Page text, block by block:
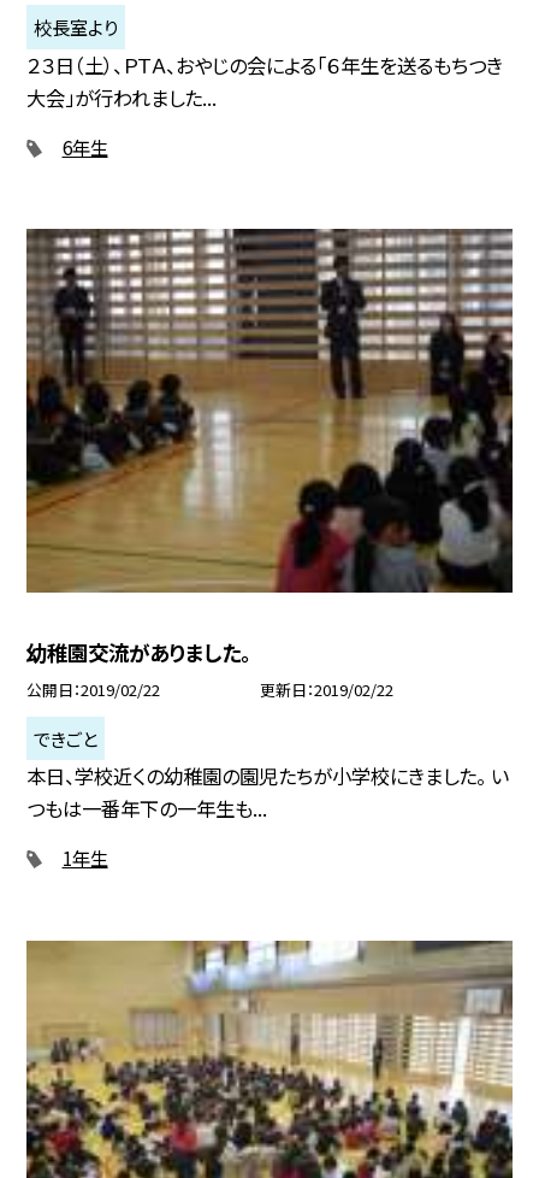
校長室より
２３日（土）、ＰＴＡ、おやじの会による「６年生を送るもちつき
大会」が行われました...
6年生
幼稚園交流がありました。
公開日 2019/02/22 更新日 2019/02/22
できごと
本日、学校近くの幼稚園の園児たちが小学校にきました。 い
つもは一番年下の一年生も...
1年生